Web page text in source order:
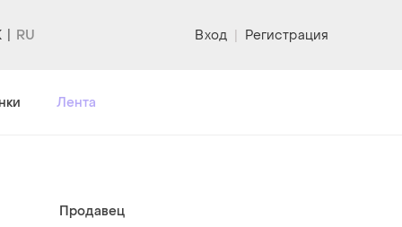
Вход | Регистрация
Лента
Продавец